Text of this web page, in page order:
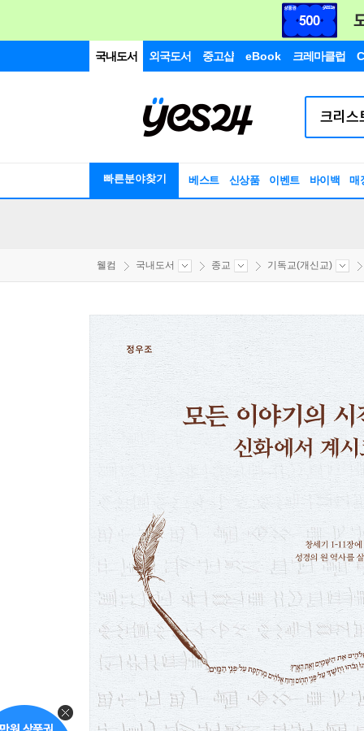
국내도서 외국도서 중고샵 eBook 크레마클럽
빠른분야찾기 베스트 신상품 이벤트 바이백 매
웰컴 국내도서 종교 기독교(개신교)